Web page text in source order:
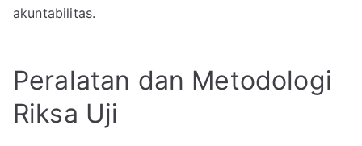
akuntabilitas.
Peralatan dan Metodologi
Riksa Uji